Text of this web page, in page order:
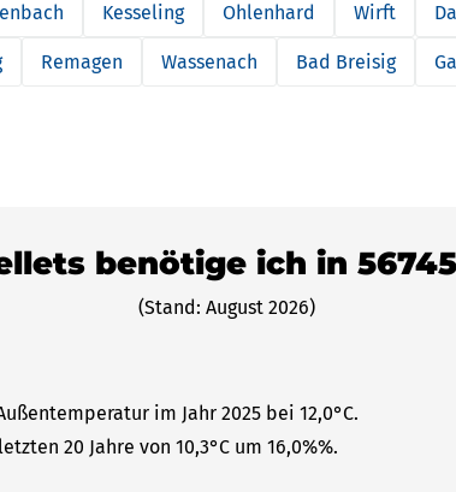
Kesseling Ohlenhard Wirft
Remagen Wassenach Bad Breisig
benötige ich in
(Stand: August 2026)
im Jahr 2025 bei 12,0°C.
20 Jahre von 10,3°C um 16,0%%.